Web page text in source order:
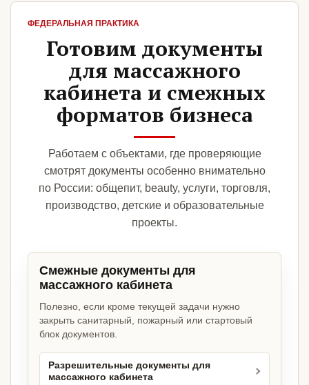
ФЕДЕРАЛЬНАЯ ПРАКТИКА
Готовим документы
для массажного
кабинета и смежных
форматов бизнеса
Работаем с объектами, где проверяющие
смотрят документы особенно внимательно
по России: общепит, beauty, услуги, торговля,
производство, детские и образовательные
проекты.
Смежные документы для
массажного кабинета
Полезно, если кроме текущей задачи нужно
закрыть санитарный, пожарный или стартовый
блок документов.
Разрешительные документы для
массажного кабинета